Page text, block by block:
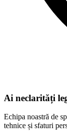
Ai neclarități
Echipa noastră de
tehnice și sfaturi